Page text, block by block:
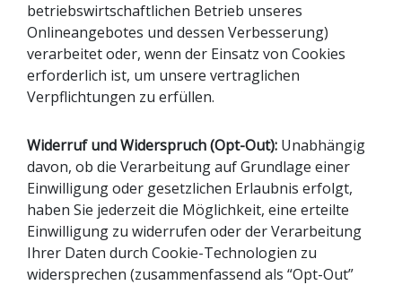
betriebswirtschaftlichen Betrieb unseres
Onlineangebotes und dessen Verbesserung)
verarbeitet oder, wenn der Einsatz von Cookies
erforderlich ist, um unsere vertraglichen
Verpflichtungen zu erfüllen.
Widerruf und Widerspruch (Opt-Out): Unabhängig
davon, ob die Verarbeitung auf Grundlage einer
Einwilligung oder gesetzlichen Erlaubnis erfolgt,
haben Sie jederzeit die Möglichkeit, eine erteilte
Einwilligung zu widerrufen oder der Verarbeitung
Ihrer Daten durch Cookie-Technologien zu
widersprechen (zusammenfassend als “Opt-Out”